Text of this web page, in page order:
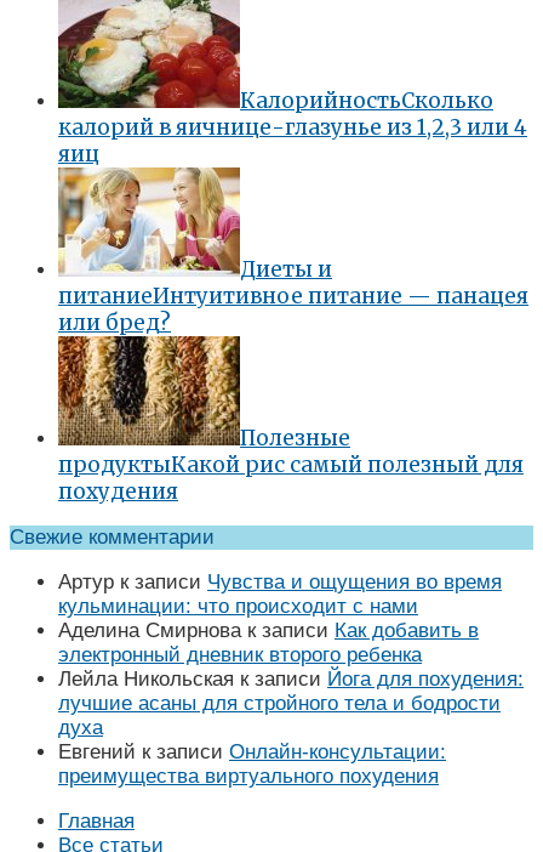
КалорийностьСколько
калорий в яичнице-глазунье из 1,2,3 или 4
яиц
Диеты и
питаниеИнтуитивное питание — панацея
или бред?
Полезные
продуктыКакой рис самый полезный для
похудения
Свежие комментарии
Артур к записи Чувства и ощущения во время
кульминации: что происходит с нами
Аделина Смирнова к записи Как добавить в
электронный дневник второго ребенка
Лейла Никольская к записи Йога для похудения:
лучшие асаны для стройного тела и бодрости
духа
Евгений к записи Онлайн-консультации:
преимущества виртуального похудения
Главная
Все статьи